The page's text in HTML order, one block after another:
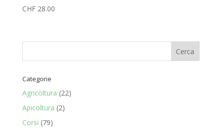
CHF28.00
Categorie
Agricoltura (22)
Apicoltura (2)
Corsi (79)